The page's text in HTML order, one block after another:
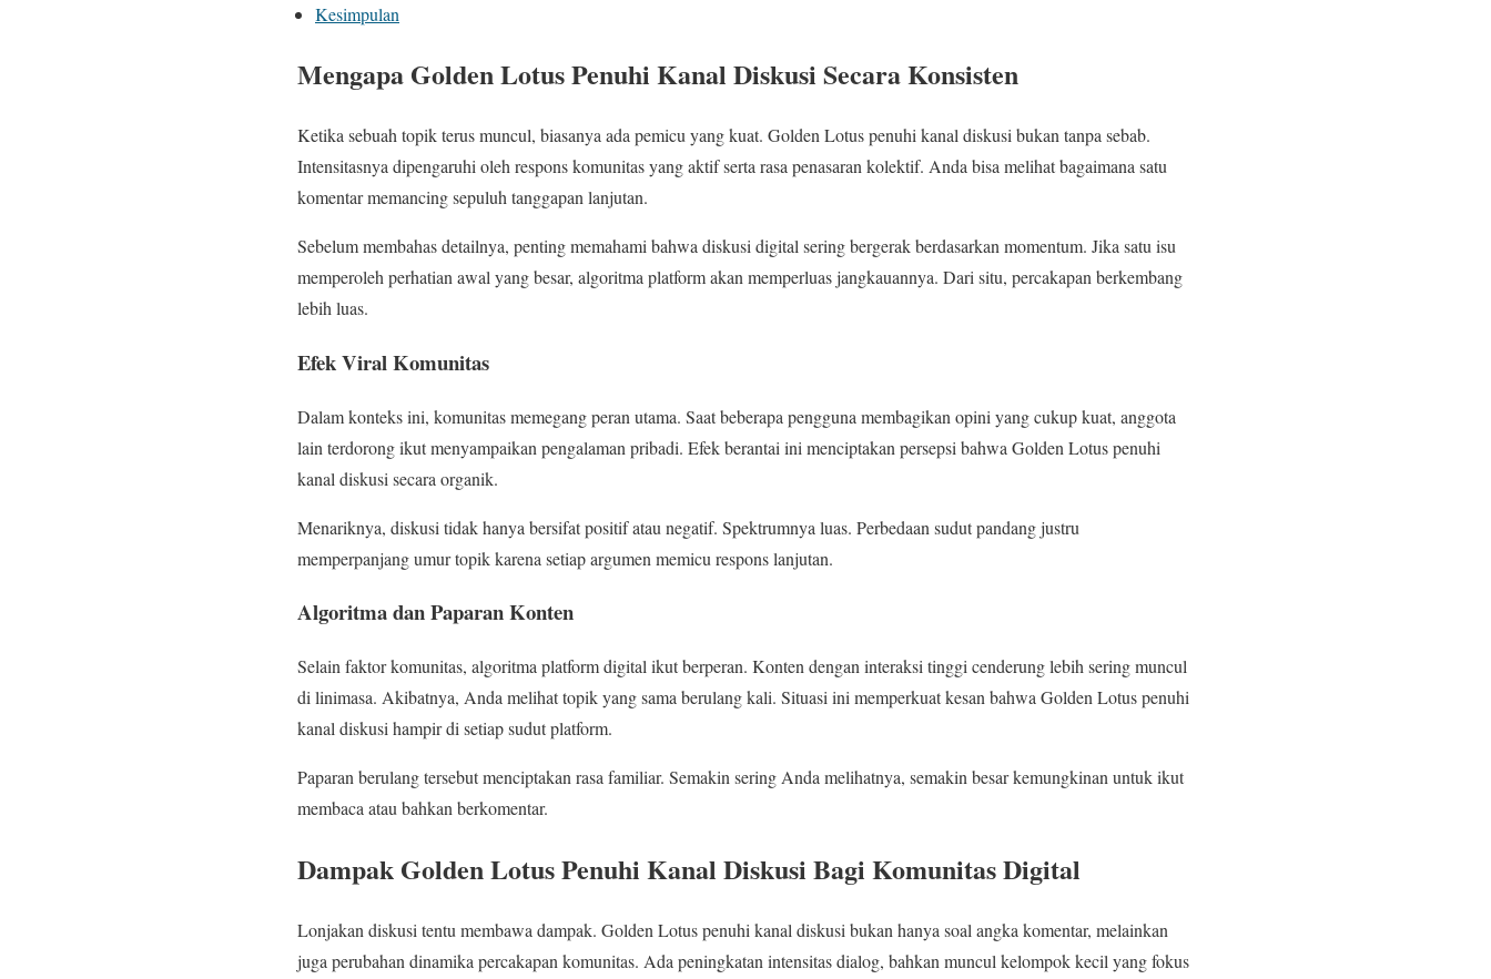
Kesimpulan
Mengapa Golden Lotus Penuhi Kanal Diskusi Secara Konsisten
Ketika sebuah topik terus muncul, biasanya ada pemicu yang kuat. Golden Lotus penuhi kanal diskusi bukan tanpa sebab.
Intensitasnya dipengaruhi oleh respons komunitas yang aktif serta rasa penasaran kolektif. Anda bisa melihat bagaimana satu
komentar memancing sepuluh tanggapan lanjutan.
Sebelum membahas detailnya, penting memahami bahwa diskusi digital sering bergerak berdasarkan momentum. Jika satu isu
memperoleh perhatian awal yang besar, algoritma platform akan memperluas jangkauannya. Dari situ, percakapan berkembang
lebih luas.
Efek Viral Komunitas
Dalam konteks ini, komunitas memegang peran utama. Saat beberapa pengguna membagikan opini yang cukup kuat, anggota
lain terdorong ikut menyampaikan pengalaman pribadi. Efek berantai ini menciptakan persepsi bahwa Golden Lotus penuhi
kanal diskusi secara organik.
Menariknya, diskusi tidak hanya bersifat positif atau negatif. Spektrumnya luas. Perbedaan sudut pandang justru
memperpanjang umur topik karena setiap argumen memicu respons lanjutan.
Algoritma dan Paparan Konten
Selain faktor komunitas, algoritma platform digital ikut berperan. Konten dengan interaksi tinggi cenderung lebih sering muncul
di linimasa. Akibatnya, Anda melihat topik yang sama berulang kali. Situasi ini memperkuat kesan bahwa Golden Lotus penuhi
kanal diskusi hampir di setiap sudut platform.
Paparan berulang tersebut menciptakan rasa familiar. Semakin sering Anda melihatnya, semakin besar kemungkinan untuk ikut
membaca atau bahkan berkomentar.
Dampak Golden Lotus Penuhi Kanal Diskusi Bagi Komunitas Digital
Lonjakan diskusi tentu membawa dampak. Golden Lotus penuhi kanal diskusi bukan hanya soal angka komentar, melainkan
juga perubahan dinamika percakapan komunitas. Ada peningkatan intensitas dialog, bahkan muncul kelompok kecil yang fokus